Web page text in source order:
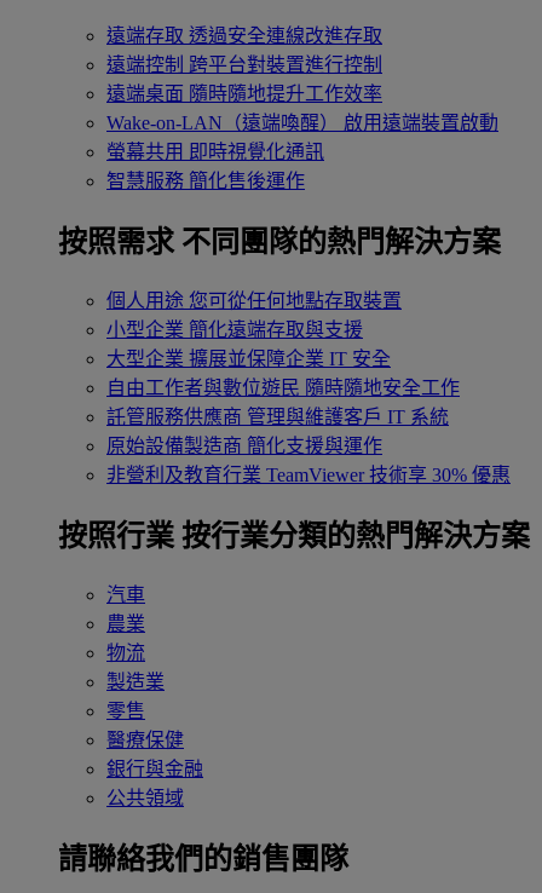
遠端存取 透過安全連線改進存取
遠端控制 跨平台對裝置進行控制
遠端桌面 隨時隨地提升工作效率
Wake-on-LAN（遠端喚醒）
啟用遠端裝置啟動
螢幕共用 即時視覺化通訊
智慧服務 簡化售後運作
按照需求 不同團隊的熱門解決方案
個人用途 您可從任何地點存取裝置
小型企業 簡化遠端存取與支援
大型企業 擴展並保障企業 IT 安全
自由工作者與數位遊民 隨時隨地安全工作
託管服務供應商 管理與維護客戶 IT 系統
原始設備製造商 簡化支援與運作
非營利及教育行業 TeamViewer 技術享 30% 優惠
按照行業 按行業分類的熱門解決方案
汽車
農業
物流
製造業
零售
醫療保健
銀行與金融
公共領域
請聯絡我們的銷售團隊